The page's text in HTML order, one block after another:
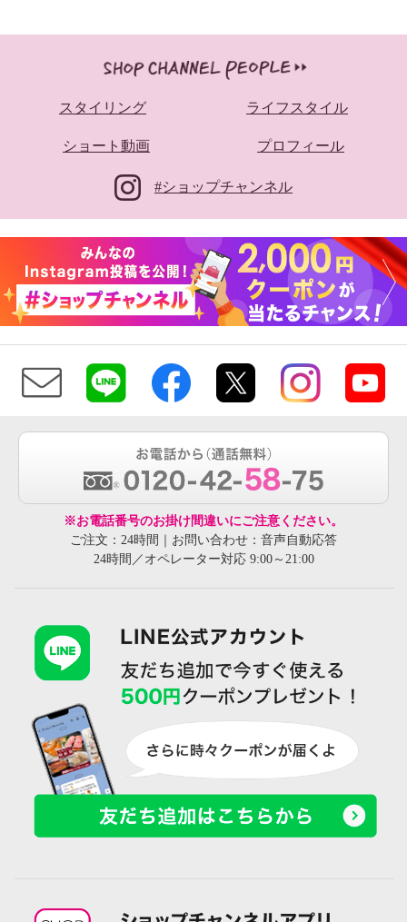
スタイリング ライフスタイル
ショート動画 プロフィール
#ショップチャンネル
※お電話番号のお掛け間違いにご注意ください。
ご注文：24時間｜お問い合わせ：音声自動応答
24時間／オペレーター対応 9:00～21:00